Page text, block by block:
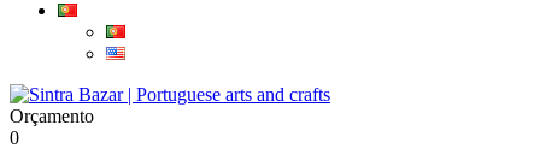
Orçamento
0